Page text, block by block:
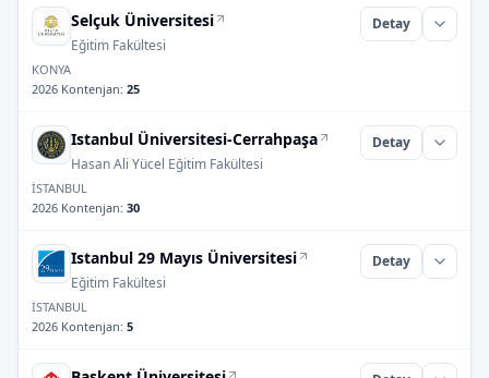
Selçuk Üniversitesi
Eğitim Fakültesi
Detay
KONYA
2026 Kontenjan: 25
Istanbul Üniversitesi-Cerrahpaşa
Hasan Ali Yücel Eğitim Fakültesi
Detay
İSTANBUL
2026 Kontenjan: 30
Istanbul 29 Mayıs Üniversitesi
Eğitim Fakültesi
Detay
İSTANBUL
2026 Kontenjan: 5